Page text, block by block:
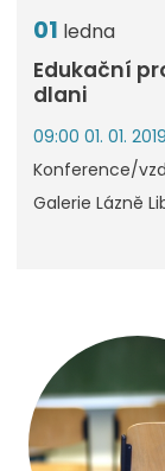
01 ledna
Edukační
dlani
09:00 01. 01.
Konference/
Galerie Lázně